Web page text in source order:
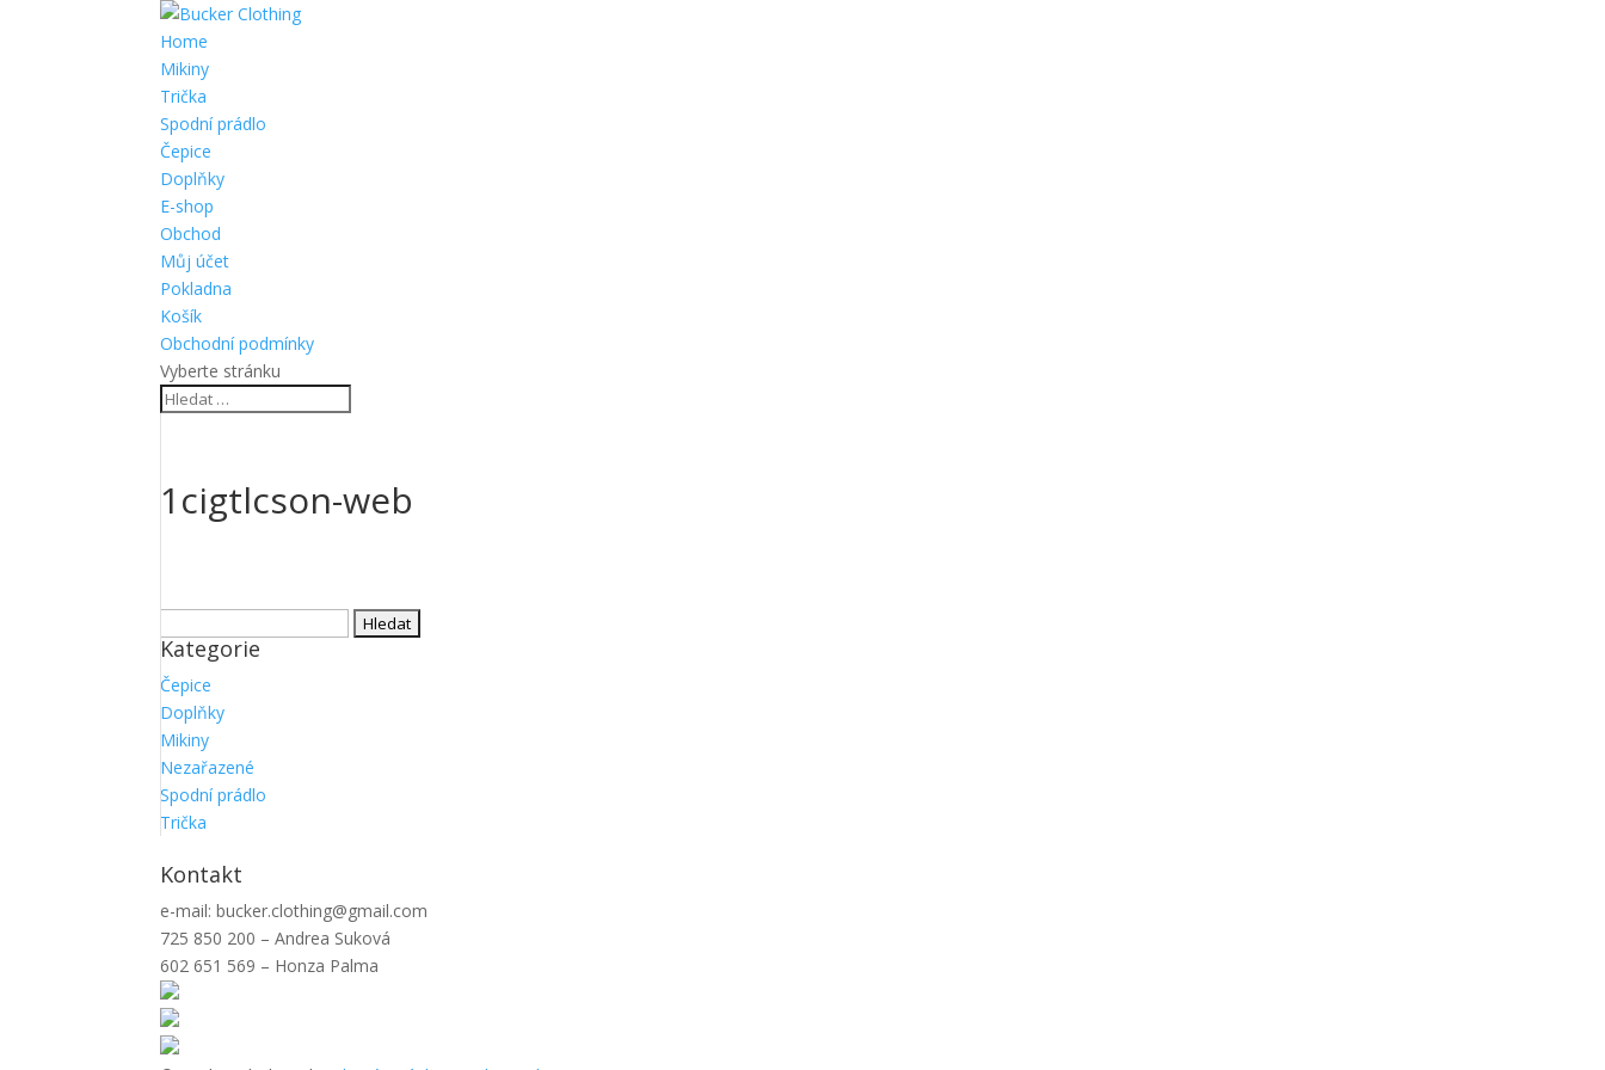
Home
Mikiny
Trička
Spodní prádlo
Čepice
Doplňky
E-shop
Obchod
Můj účet
Pokladna
Košík
Obchodní podmínky
Vyberte stránku
1cigtlcson-web
Kategorie
Čepice
Doplňky
Mikiny
Nezařazené
Spodní prádlo
Trička
Kontakt
e-mail: bucker.clothing@gmail.com
725 850 200 – Andrea Suková
602 651 569 – Honza Palma